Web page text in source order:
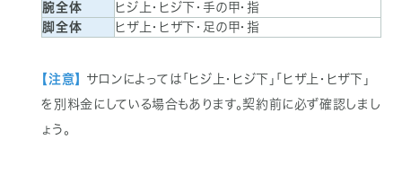
腕全体
ヒジ上・ヒジ下・手の甲・指
脚全体
ヒザ上・ヒザ下・足の甲・指
【注意】
サロンによっては「ヒジ上・ヒジ下」「ヒザ上・ヒザ下」
を別料金にしている場合もあります。契約前に必ず確認しまし
ょう。